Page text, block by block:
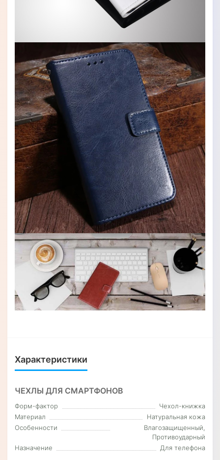
Характеристики
ЧЕХЛЫ ДЛЯ СМАРТФОНОВ
Форм-фактор
Чехол-книжка
Материал
Натуральная кожа
Особенности
Влагозащищенный,
Противоударный
Назначение
Для телефона